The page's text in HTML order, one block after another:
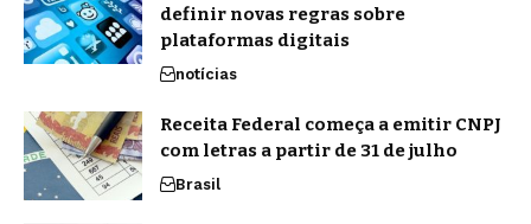
definir novas regras sobre
plataformas digitais
notícias
Receita Federal começa a emitir CNPJ
com letras a partir de 31 de julho
Brasil